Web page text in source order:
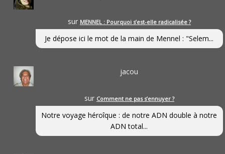
sur MENNEL : Pourquoi s’est-elle radicalisée ?
Je dépose ici le mot de la main de Mennel : "Selem...
jacou
sur Comment ne pas s’ennuyer ?
Notre voyage héroîque : de notre ADN double à notre
ADN total...